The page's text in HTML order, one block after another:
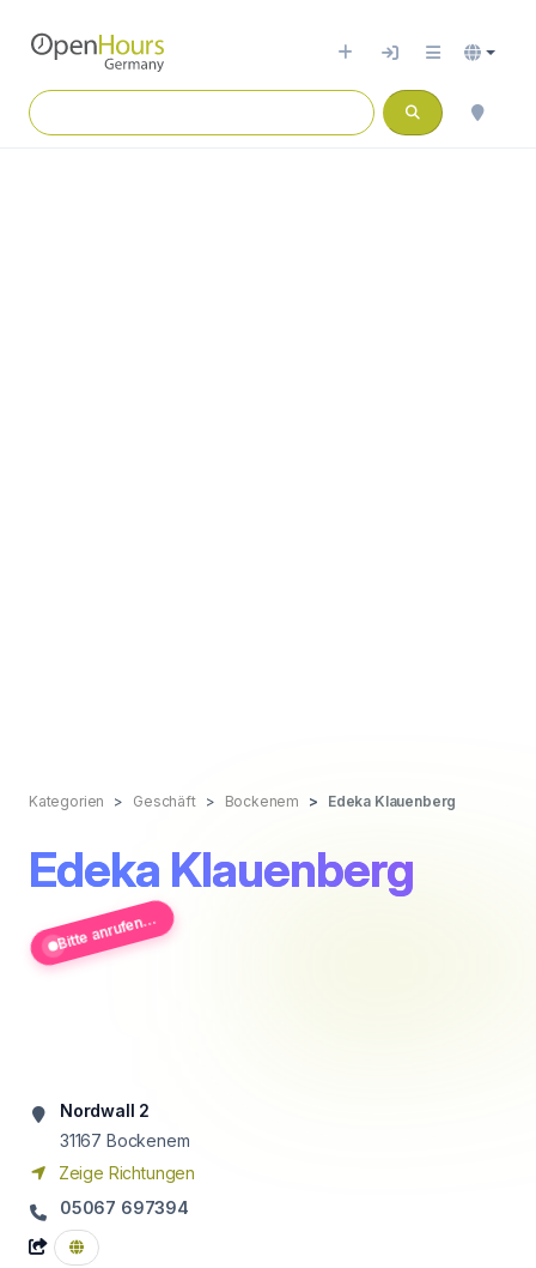
Kategorien Geschäft Bockenem Edeka Klauenberg
Edeka Klauenberg
Bitte anrufen...
Nordwall 2
31167 Bockenem
Zeige Richtungen
05067 697394